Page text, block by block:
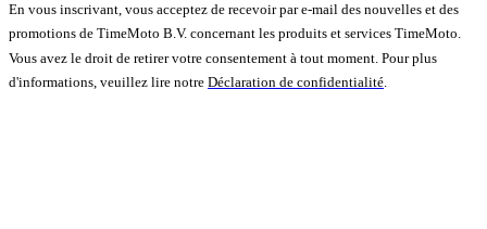
En vous inscrivant, vous acceptez de recevoir par e-mail des nouvelles et des
promotions de TimeMoto B.V. concernant les produits et services TimeMoto.
Vous avez le droit de retirer votre consentement à tout moment. Pour plus
d'informations, veuillez lire notre Déclaration de confidentialité.